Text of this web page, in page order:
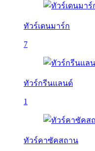
ทัวร์เดนมาร์ก
7
ทัวร์กรีนแลนด์
1
ทัวร์คาซัคสถาน